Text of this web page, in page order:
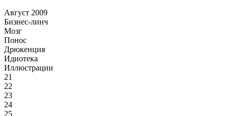
Август 2009
Бизнес-линч
Мозг
Понос
Дрюкенция
Идиотека
Иллюстрации
21
22
23
24
25